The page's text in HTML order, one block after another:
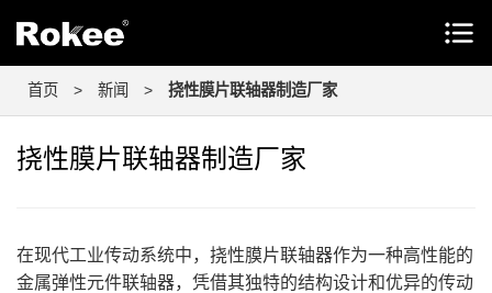
首页 > 新闻 > 挠性膜片联轴器制造厂家
挠性膜片联轴器制造厂家
在现代工业传动系统中，挠性膜片联轴器作为一种高性能的
金属弹性元件联轴器，凭借其独特的结构设计和优异的传动